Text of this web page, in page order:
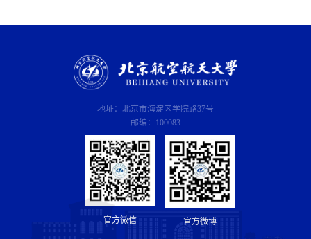
地址：北京市海淀区学院路37号
邮编：100083
官方微信 官方微博